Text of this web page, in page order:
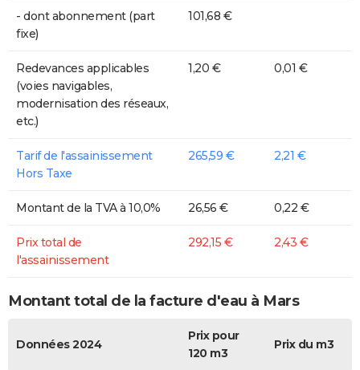
- dont abonnement (part
fixe)
101,68 €
Redevances applicables
(voies navigables,
modernisation des réseaux,
etc.)
1,20 € 0,01 €
Tarif de l'assainissement
Hors Taxe
265,59 € 2,21 €
Montant de la TVA à 10,0% 26,56 € 0,22 €
Prix total de
l'assainissement
292,15 € 2,43 €
Montant total de la facture d'eau à Mars
Données 2024
Prix pour
120 m3
Prix du m3